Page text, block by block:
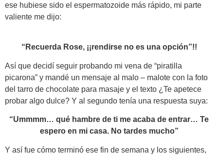
ese hubiese sido el espermatozoide más rápido, mi parte
valiente me dijo:
“Recuerda Rose, ¡¡rendirse no es una opción”!!
Así que decidí seguir probando mi vena de “piratilla
picarona” y mandé un mensaje al malo – malote con la foto
del tarro de chocolate para masaje y el texto ¿Te apetece
probar algo dulce? Y al segundo tenía una respuesta suya:
“Ummmm… qué hambre de ti me acaba de entrar… Te
espero en mi casa. No tardes mucho”
Y así fue cómo terminó ese fin de semana y los siguientes,